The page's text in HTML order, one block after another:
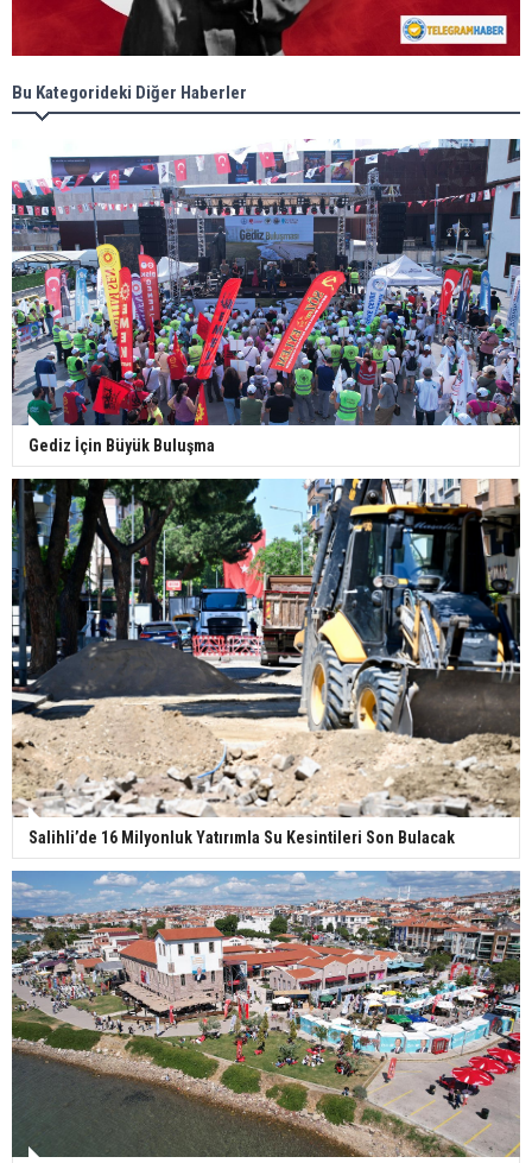
Bu Kategorideki Diğer Haberler
Gediz İçin Büyük Buluşma
Salihli’de 16 Milyonluk Yatırımla Su Kesintileri Son Bulacak